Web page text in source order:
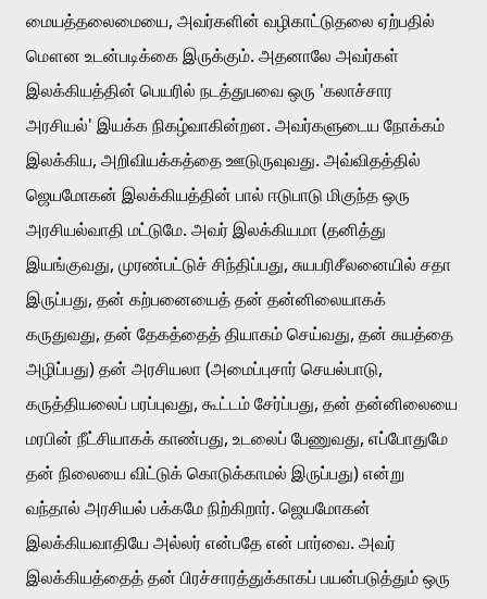
மையத்தலைமையை, அவர்களின் வழிகாட்டுதலை ஏற்பதில்
மௌன உடன்படிக்கை இருக்கும். அதனாலே அவர்கள்
இலக்கியத்தின் பெயரில் நடத்துபவை ஒரு 'கலாச்சார
அரசியல்' இயக்க நிகழ்வாகின்றன. அவர்களுடைய நோக்கம்
இலக்கிய, அறிவியக்கத்தை ஊடுருவுவது. அவ்விதத்தில்
ஜெயமோகன் இலக்கியத்தின் பால் ஈடுபாடு மிகுந்த ஒரு
அரசியல்வாதி மட்டுமே. அவர் இலக்கியமா (தனித்து
இயங்குவது, முரண்பட்டுச் சிந்திப்பது, சுயபரிசீலனையில் சதா
இருப்பது, தன் கற்பனையைத் தன் தன்னிலையாகக்
கருதுவது, தன் தேகத்தைத் தியாகம் செய்வது, தன் சுயத்தை
அழிப்பது) தன் அரசியலா (அமைப்புசார் செயல்பாடு,
கருத்தியலைப் பரப்புவது, கூட்டம் சேர்ப்பது, தன் தன்னிலையை
மரபின் நீட்சியாகக் காண்பது, உடலைப் பேணுவது, எப்போதுமே
தன் நிலையை விட்டுக் கொடுக்காமல் இருப்பது) என்று
வந்தால் அரசியல் பக்கமே நிற்கிறார். ஜெயமோகன்
இலக்கியவாதியே அல்லர் என்பதே என் பார்வை. அவர்
இலக்கியத்தைத் தன் பிரச்சாரத்துக்காகப் பயன்படுத்தும் ஒரு